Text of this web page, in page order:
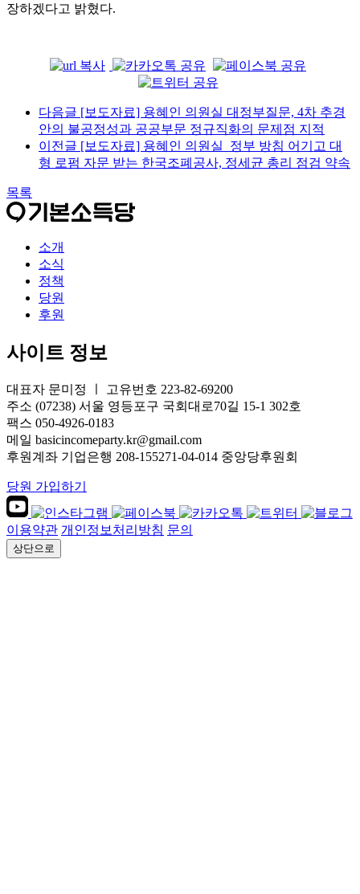
장하겠다고 밝혔다.
다음글 [보도자료] 용혜인 의원실 대정부질문, 4차 추경
안의 불공정성과 공공부문 정규직화의 문제점 지적
이전글 [보도자료] 용혜인 의원실_정부 방침 어기고 대
형 로펌 자문 받는 한국조폐공사, 정세균 총리 점검 약속
목록
소개
소식
정책
당원
후원
사이트 정보
대표자 문미정 ㅣ 고유번호 223-82-69200
주소 (07238) 서울 영등포구 국회대로70길 15-1 302호
팩스 050-4926-0183
메일 basicincomeparty.kr@gmail.com
후원계좌 기업은행 208-155271-04-014 중앙당후원회
당원 가입하기
이용약관 개인정보처리방침 문의
상단으로